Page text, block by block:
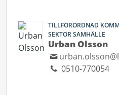
TILLFÖRORDNAD
SEKTOR SAMHÄLLE
Urban Olsson
0510-770054